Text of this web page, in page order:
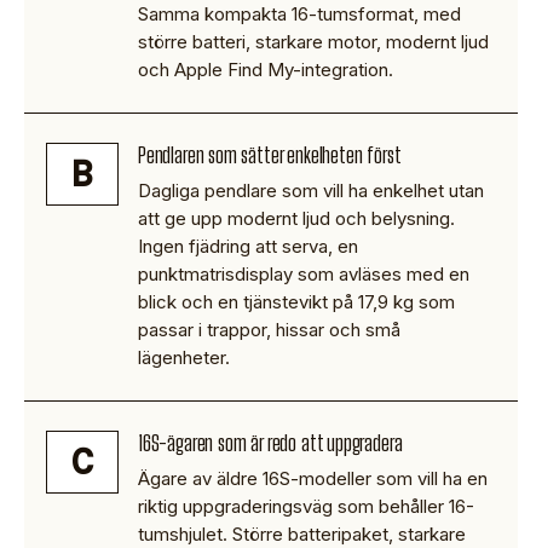
Samma kompakta 16-tumsformat, med
större batteri, starkare motor, modernt ljud
och Apple Find My-integration.
B Pendlaren som sätter enkelheten först
Dagliga pendlare som vill ha enkelhet utan
att ge upp modernt ljud och belysning.
Ingen fjädring att serva, en
punktmatrisdisplay som avläses med en
blick och en tjänstevikt på 17,9 kg som
passar i trappor, hissar och små
lägenheter.
C 16S-ägaren som är redo att uppgradera
Ägare av äldre 16S-modeller som vill ha en
riktig uppgraderingsväg som behåller 16-
tumshjulet. Större batteripaket, starkare